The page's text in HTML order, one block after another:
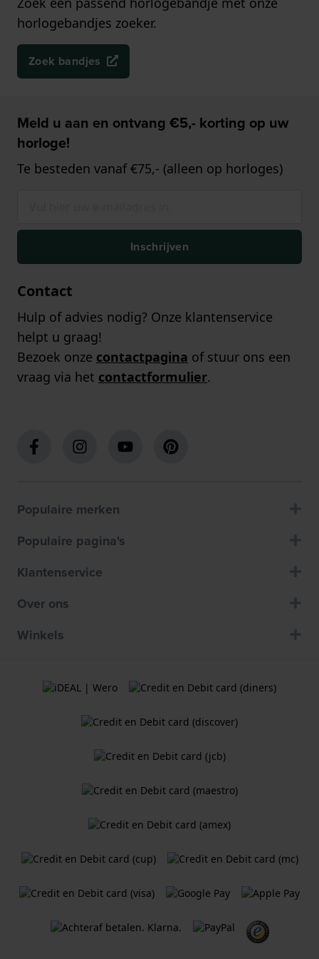
horlogebandjes zoeker.
Zoek bandjes
Meld u aan en ontvang €5,- korting op uw
horloge!
Te besteden vanaf €75,- (alleen op horloges)
Inschrijven
Contact
Hulp of advies nodig? Onze klantenservice
helpt u graag!
Bezoek onze contactpagina of stuur ons een
vraag via het contactformulier.
Populaire merken
Populaire pagina's
Klantenservice
Over ons
Winkels